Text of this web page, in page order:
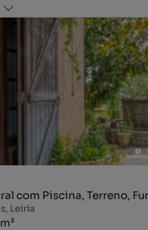
com Piscina, Terreno,
Leiria
m²